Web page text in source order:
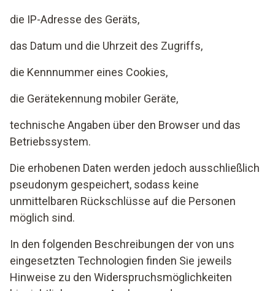
die IP-Adresse des Geräts,
das Datum und die Uhrzeit des Zugriffs,
die Kennnummer eines Cookies,
die Gerätekennung mobiler Geräte,
technische Angaben über den Browser und das
Betriebssystem.
Die erhobenen Daten werden jedoch ausschließlich
pseudonym gespeichert, sodass keine
unmittelbaren Rückschlüsse auf die Personen
möglich sind.
In den folgenden Beschreibungen der von uns
eingesetzten Technologien finden Sie jeweils
Hinweise zu den Widerspruchsmöglichkeiten